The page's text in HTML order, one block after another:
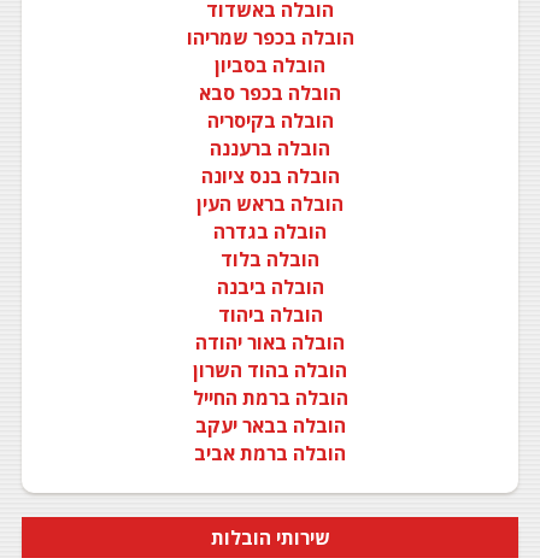
הובלה באשדוד
הובלה בכפר שמריהו
הובלה בסביון
הובלה בכפר סבא
הובלה בקיסריה
הובלה ברעננה
הובלה בנס ציונה
הובלה בראש העין
הובלה בגדרה
הובלה בלוד
הובלה ביבנה
הובלה ביהוד
הובלה באור יהודה
הובלה בהוד השרון
הובלה ברמת החייל
הובלה בבאר יעקב
הובלה ברמת אביב
שירותי הובלות